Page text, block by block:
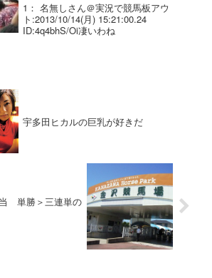
1： 名無しさん＠実況で競馬板アウ
ト:2013/10/14(月) 15:21:00.24
ID:4q4bhS/Oi凄いわね
宇多田ヒカルの巨乳が好きだ
当 単勝＞三連単の